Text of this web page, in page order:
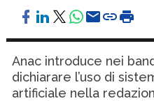
Anac introduce nei
dichiarare l’uso di
artificiale nella